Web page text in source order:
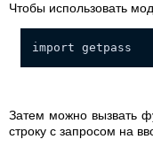
Чтобы использовать
import getpass
Затем можно вызвать
строку с запросом на